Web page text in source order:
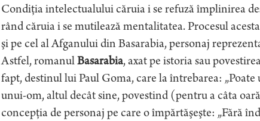
Condiţia intelectualului căruia i se refuză împlinirea
rând căruia i se mutilează mentalitatea. Procesul
şi pe cel al Afganului din Basarabia, personaj
Astfel, romanulBasarabia, axat pe istoria sau
fapt, destinul lui Paul Goma, care la întrebarea:
unui-om, altul decât sine, povestind (pentru a câta
concepţia de personaj pe care o împărtăşeşte: „Fără